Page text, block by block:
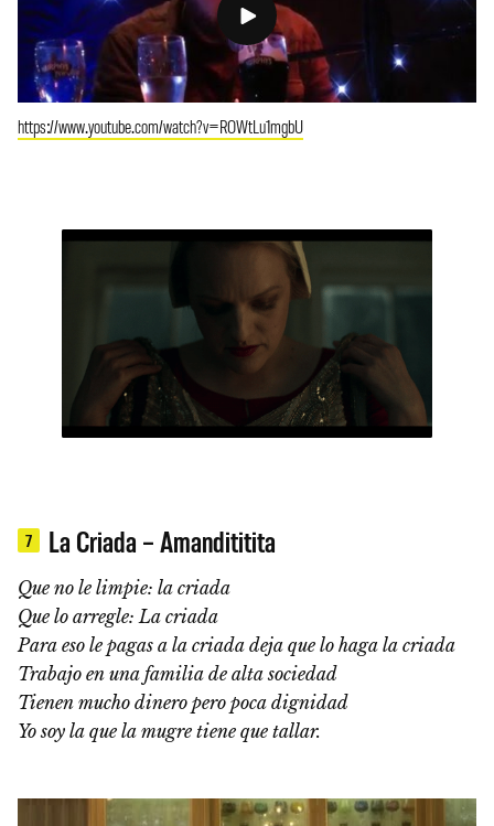
https://www.youtube.com/watch?v=ROWtLu1mgbU
7 La Criada – Amandititita
Que no le limpie: la criada
Que lo arregle: La criada
Para eso le pagas a la criada deja que lo haga la criada
Trabajo en una familia de alta sociedad
Tienen mucho dinero pero poca dignidad
Yo soy la que la mugre tiene que tallar.